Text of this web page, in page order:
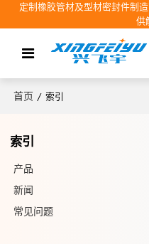
定制橡胶管材及型材密封件制
供
首页 / 索引
索引
产品
新闻
常见问题